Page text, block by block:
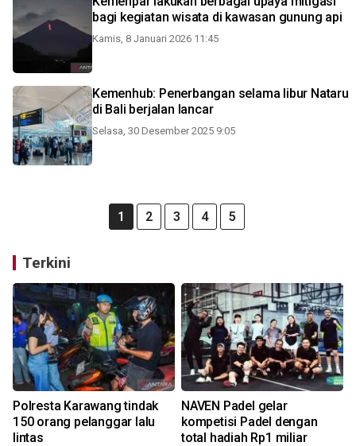
bagi kegiatan wisata di kawasan gunung api
Kamis, 8 Januari 2026 11:45
Kemenhub: Penerbangan selama libur Nataru
di Bali berjalan lancar
Selasa, 30 Desember 2025 9:05
1 2 3 4 5
Terkini
Polresta Karawang tindak
150 orang pelanggar lalu
lintas
NAVEN Padel gelar
kompetisi Padel dengan
total hadiah Rp1 miliar